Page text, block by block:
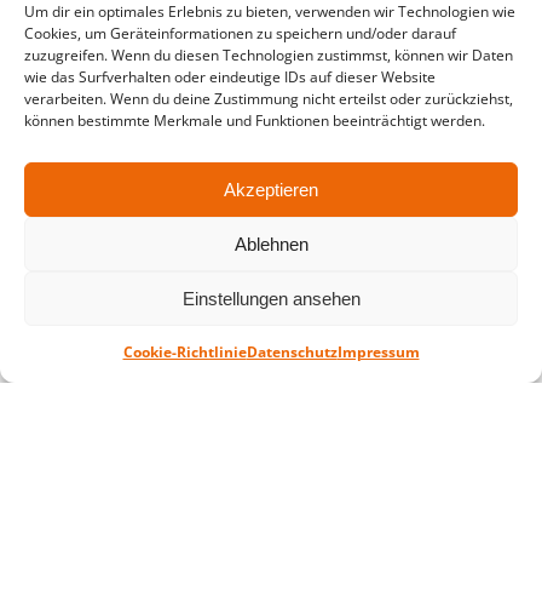
Um dir ein optimales Erlebnis zu bieten, verwenden wir Technologien wie
Cookies, um Geräteinformationen zu speichern und/oder darauf
zuzugreifen. Wenn du diesen Technologien zustimmst, können wir Daten
wie das Surfverhalten oder eindeutige IDs auf dieser Website
verarbeiten. Wenn du deine Zustimmung nicht erteilst oder zurückziehst,
können bestimmte Merkmale und Funktionen beeinträchtigt werden.
Akzeptieren
Ablehnen
Einstellungen ansehen
Cookie-RichtlinieDatenschutzImpressum
unsere Sonderöffnungszeiten im Sommer:
in der Zeit vom 06.07. – 07.08.2026
Montag – Freitag: 10-18 Uhr Samstag:
Standort
QUARTERBACK Immobilien ARENA
Nahverkehr: Straßenbahn Linien 3, 4, 7, 8, 15